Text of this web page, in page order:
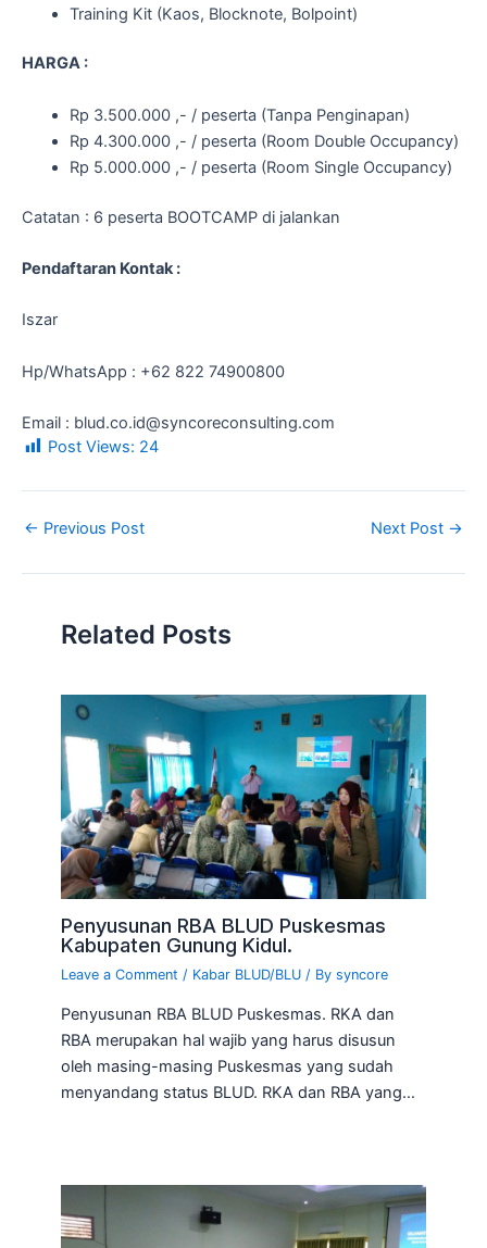
Training Kit (Kaos, Blocknote, Bolpoint)
HARGA :
Rp 3.500.000 ,- / peserta (Tanpa Penginapan)
Rp 4.300.000 ,- / peserta (Room Double Occupancy)
Rp 5.000.000 ,- / peserta (Room Single Occupancy)
Catatan : 6 peserta BOOTCAMP di jalankan
Pendaftaran Kontak :
Iszar
Hp/WhatsApp : +62 822 74900800
Email : blud.co.id@syncoreconsulting.com
Post Views: 24
← Previous Post Next Post →
Related Posts
Penyusunan RBA BLUD Puskesmas
Kabupaten Gunung Kidul.
Leave a Comment / Kabar BLUD/BLU / Bysyncore
Penyusunan RBA BLUD Puskesmas. RKA dan
RBA merupakan hal wajib yang harus disusun
oleh masing-masing Puskesmas yang sudah
menyandang status BLUD. RKA dan RBA yang…